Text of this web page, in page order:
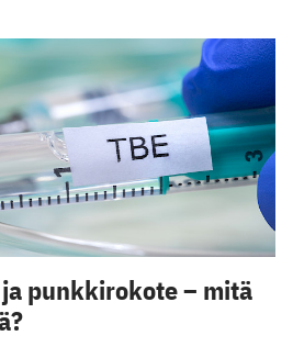
punkkirokote – mitä